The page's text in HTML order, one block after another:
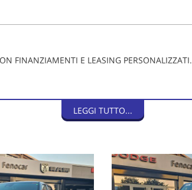
FINANZIAMENTI E LEASING PERSONALIZZATI.
(no prezzi esca)
/ 540 HP / 548CV
LEGGI TUTTO...